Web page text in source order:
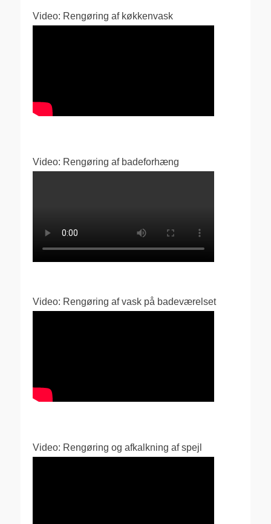
Video: Rengøring af køkkenvask
Video: Rengøring af badeforhæng
Video: Rengøring af vask på badeværelset
Video: Rengøring og afkalkning af spejl